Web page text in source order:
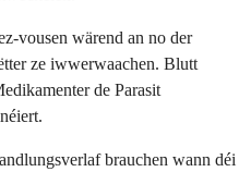
vousen wärend an no der
ze iwwerwaachen. Blutt
de Parasit
brauchen wann déi